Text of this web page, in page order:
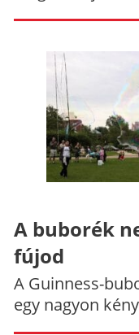
A buborék
fújod
A Guinness-
egy nagyon